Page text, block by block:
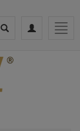
Toggle
Toggle